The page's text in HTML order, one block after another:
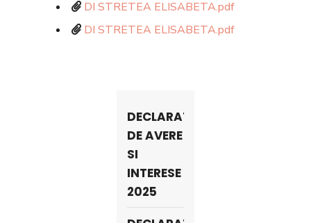
DI STRETEA ELISABETA.pdf
DI STRETEA ELISABETA.pdf
DECLARATII
DE AVERE
SI
INTERESE
2025